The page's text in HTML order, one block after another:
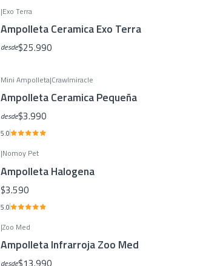
|Exo Terra
Ampolleta Ceramica Exo Terra
desde$25.990
Mini Ampolleta|Crawlmiracle
Ampolleta Ceramica Pequeña
desde$3.990
5.0
|Nomoy Pet
Ampolleta Halogena
$3.590
5.0
|Zoo Med
Ampolleta Infrarroja Zoo Med
desde